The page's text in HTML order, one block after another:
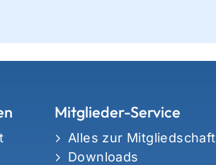
Mitglieder-Service
Alles zur Mitgliedschaft
Downloads